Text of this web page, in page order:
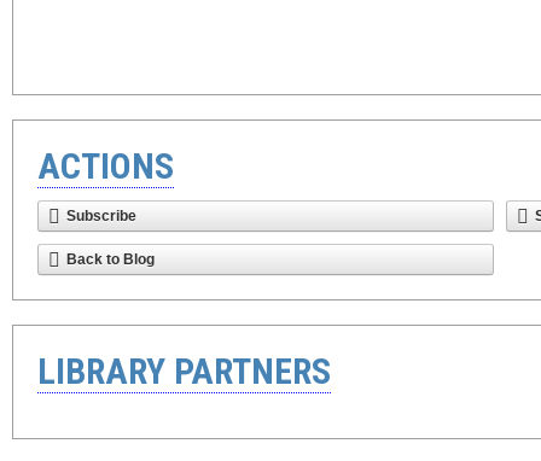
ACTIONS
Subscribe
Back to Blog
LIBRARY PARTNERS